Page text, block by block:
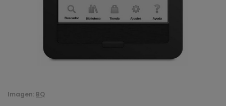
Imagen: BQ